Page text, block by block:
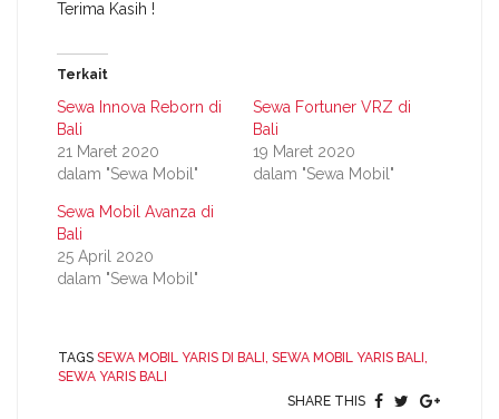
Terima Kasih !
Terkait
Sewa Innova Reborn di
Bali
21 Maret 2020
dalam "Sewa Mobil"
Sewa Fortuner VRZ di
Bali
19 Maret 2020
dalam "Sewa Mobil"
Sewa Mobil Avanza di
Bali
25 April 2020
dalam "Sewa Mobil"
TAGS SEWA MOBIL YARIS DI BALI, SEWA MOBIL YARIS BALI,
SEWA YARIS BALI
SHARE THIS